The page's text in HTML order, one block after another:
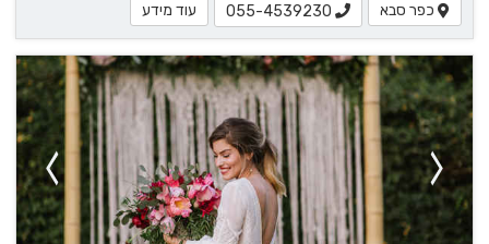
כפר סבא 055-4539230 עוד מידע